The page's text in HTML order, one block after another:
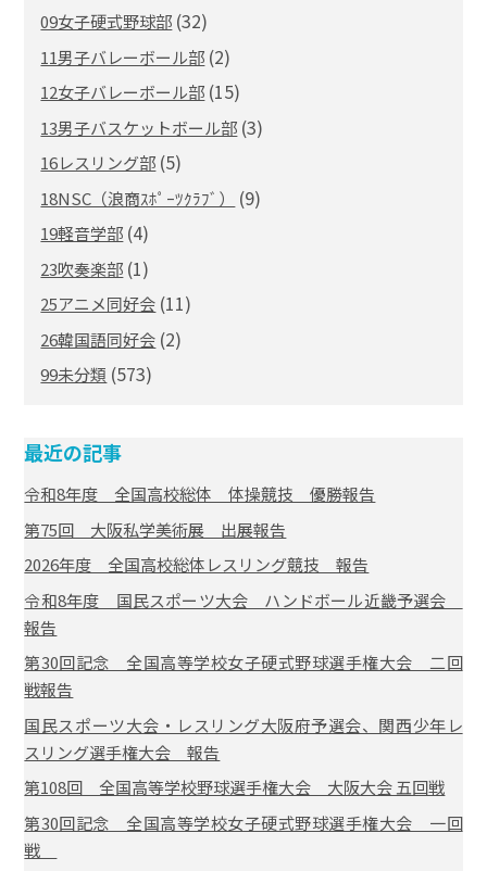
09女子硬式野球部 (32)
11男子バレーボール部 (2)
12女子バレーボール部 (15)
13男子バスケットボール部 (3)
16レスリング部 (5)
18NSC（浪商ｽﾎﾟｰﾂｸﾗﾌﾞ） (9)
19軽音学部 (4)
23吹奏楽部 (1)
25アニメ同好会 (11)
26韓国語同好会 (2)
99未分類 (573)
最近の記事
令和8年度 全国高校総体 体操競技 優勝報告
第75回 大阪私学美術展 出展報告
2026年度 全国高校総体レスリング競技 報告
令和8年度 国民スポーツ大会 ハンドボール近畿予選会
報告
第30回記念 全国高等学校女子硬式野球選手権大会 二回
戦報告
国民スポーツ大会・レスリング大阪府予選会、関西少年レ
スリング選手権大会 報告
第108回 全国高等学校野球選手権大会 大阪大会 五回戦
第30回記念 全国高等学校女子硬式野球選手権大会 一回
戦